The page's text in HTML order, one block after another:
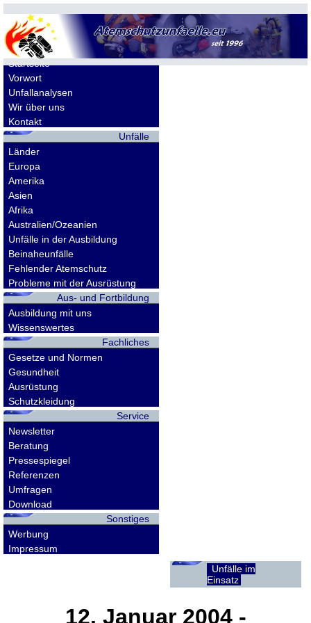
Allgemeines
Startseite
Vorwort
Unfallanalysen
Wir über uns
Kontakt
Unfälle
Länder
Europa
Amerika
Asien
Afrika
Australien/Ozeanien
Unfälle in der Ausbildung
Beinaheunfälle
Fehlender Atemschutz
Probleme mit der Ausrüstung
Aus- und Fortbildung
Ausbildung mit uns
Wissenswertes
Fachliches
Gesetze und Normen
Gesundheit
Ausrüstung
Schutzkleidung
Service
Newsletter
Beratung
Pressespiegel
Referenzen
Umfragen
Download
Sonstiges
Werbung
Impressum
Unfälle im
Einsatz
12. Januar 2004-